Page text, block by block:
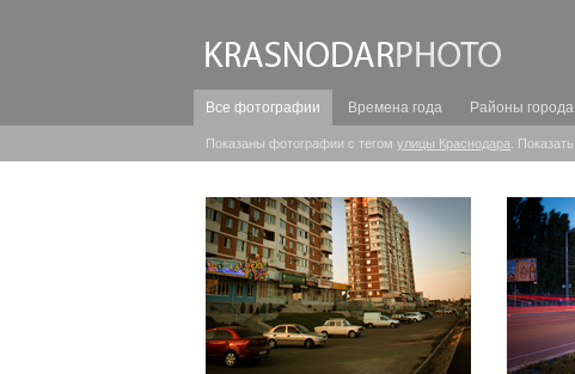
Все фотографии Времена года Районы города
Показаны фотографии с тегом улицы Краснодара . Показать